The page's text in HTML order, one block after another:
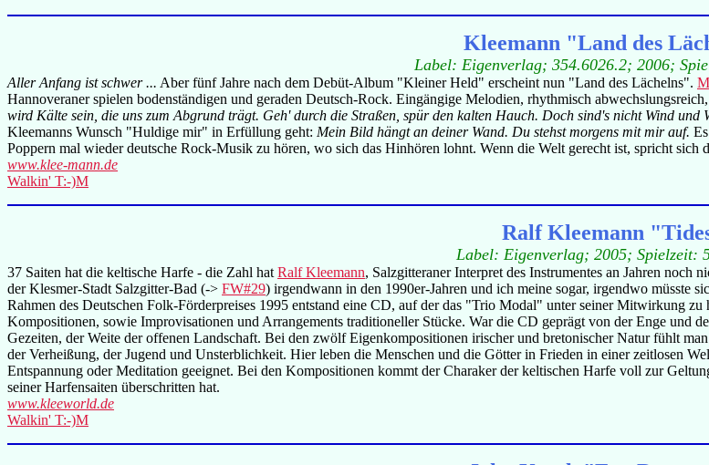
Kleemann "Land des
Label: Eigenverlag; 354.6026.2; 2006;
Aller Anfang ist schwer ... Aber fünf Jahre nach dem Debüt-Album "Kleiner Held" erscheint nun "Land des Lächelns".
Hannoveraner spielen bodenständigen und geraden Deutsch-Rock. Eingängige Melodien, rhythmisch
wird Kälte sein, die uns zum Abgrund trägt. Geh' durch die Straßen, spür den kalten Hauch. Doch sind's nicht Wind und
Kleemanns Wunsch "Huldige mir" in Erfüllung geht: Mein Bild hängt an deiner Wand. Du stehst morgens mit mir auf.
Poppern mal wieder deutsche Rock-Musik zu hören, wo sich das Hinhören lohnt. Wenn die Welt gerecht ist, spricht sich
www.klee-mann.de
Walkin' T:-)M
Ralf Kleemann
Label: Eigenverlag; 2005; Spielzeit:
37 Saiten hat die keltische Harfe - die Zahl hat Ralf Kleemann, Salzgitteraner Interpret des Instrumentes an Jahren
der Klesmer-Stadt Salzgitter-Bad (-> FW#29) irgendwann in den 1990er-Jahren und ich meine sogar, irgendwo müsste
Rahmen des Deutschen Folk-Förderpreises 1995 entstand eine CD, auf der das "Trio Modal" unter seiner Mitwirkung
Kompositionen, sowie Improvisationen und Arrangements traditioneller Stücke. War die CD geprägt von der Enge und
Gezeiten, der Weite der offenen Landschaft. Bei den zwölf Eigenkompositionen irischer und bretonischer Natur fühlt
der Verheißung, der Jugend und Unsterblichkeit. Hier leben die Menschen und die Götter in Frieden in einer zeitlosen
Entspannung oder Meditation geeignet. Bei den Kompositionen kommt der Charaker der keltischen Harfe voll zur
seiner Harfensaiten überschritten hat.
www.kleeworld.de
Walkin' T:-)M